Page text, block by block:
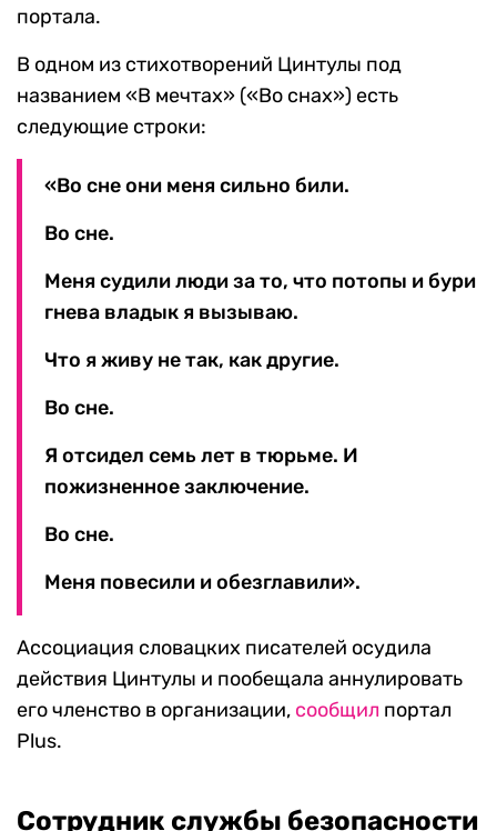
портала.
В одном из стихотворений Цинтулы под
названием «В мечтах» («Во снах») есть
следующие строки:
«Во сне они меня сильно били.
Во сне.
Меня судили люди за то, что потопы и бури
гнева владык я вызываю.
Что я живу не так, как другие.
Во сне.
Я отсидел семь лет в тюрьме. И
пожизненное заключение.
Во сне.
Меня повесили и обезглавили».
Ассоциация словацких писателей осудила
действия Цинтулы и пообещала аннулировать
его членство в организации, сообщил портал
Plus.
Сотрудник службы безопасности